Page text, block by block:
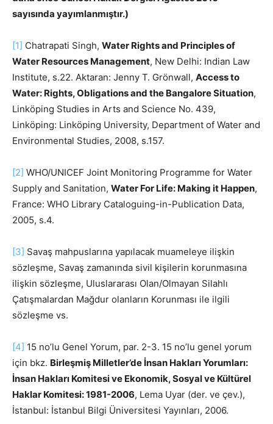
sayısında yayımlanmıştır.)
[1] Chatrapati Singh, Water Rights and Principles of
Water Resources Management, New Delhi: Indian Law
Institute, s.22. Aktaran: Jenny T. Grönwall, Access to
Water: Rights, Obligations and the Bangalore Situation,
Linköping Studies in Arts and Science No. 439,
Linköping: Linköping University, Department of Water and
Environmental Studies, 2008, s.157.
[2] WHO/UNICEF Joint Monitoring Programme for Water
Supply and Sanitation, Water For Life: Making it Happen,
France: WHO Library Cataloguing-in-Publication Data,
2005, s.4.
[3] Savaş mahpuslarına yapılacak muameleye ilişkin
sözleşme, Savaş zamanında sivil kişilerin korunmasına
ilişkin sözleşme, Uluslararası Olan/Olmayan Silahlı
Çatışmalardan Mağdur olanların Korunması ile ilgili
sözleşme vs.
[4] 15 no’lu Genel Yorum, par. 2-3. 15 no’lu genel yorum
için bkz. Birleşmiş Milletler’de İnsan Hakları Yorumları:
İnsan Hakları Komitesi ve Ekonomik, Sosyal ve Kültürel
Haklar Komitesi: 1981-2006, Lema Uyar (der. ve çev.),
İstanbul: İstanbul Bilgi Üniversitesi Yayınları, 2006.